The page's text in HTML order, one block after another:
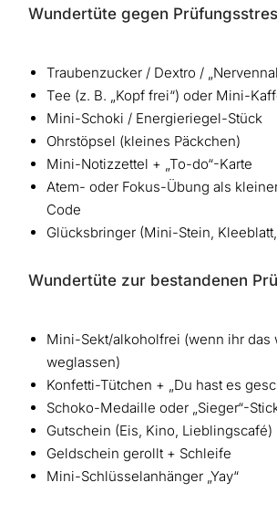
Wundertüte gegen
Traubenzucker / Dextro /
Tee (z. B. „Kopf frei“) oder Mini-
Mini-Schoki / Energieriegel-Stück
Ohrstöpsel (kleines Päckchen)
Mini-Notizzettel + „To-do“-Karte
Atem- oder Fokus-Übung als
Code
Glücksbringer (Mini-Stein,
Wundertüte zur bestandenen
Mini-Sekt/alkoholfrei (wenn ihr das
weglassen)
Konfetti-Tütchen + „Du hast es
Schoko-Medaille oder „Sieger“-
Gutschein (Eis, Kino, Lieblingscafé)
Geldschein gerollt + Schleife
Mini-Schlüsselanhänger „Yay“